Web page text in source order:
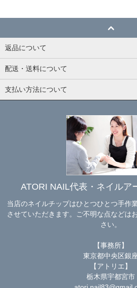
返品について
配送・送料について
支払い方法について
ATORI NAIL代表・ネイルア
当店のネイルチップはひとつひとつ手作
させていただきます。ご不明な点などは
さい。
【事務所】
東京都中央区銀
【アトリエ】
栃木県宇都宮市